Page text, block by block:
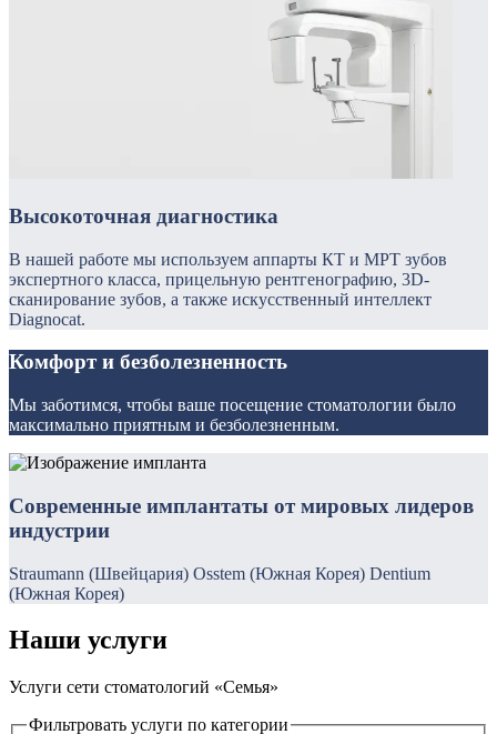
Высокоточная диагностика
В нашей работе мы используем аппарты КТ и МРТ зубов
экспертного класса, прицельную рентгенографию, 3D-
сканирование зубов, а также искусственный интеллект
Diagnocat.
Комфорт и безболезненность
Мы заботимся, чтобы ваше посещение стоматологии было
максимально приятным и безболезненным.
Современные имплантаты от мировых лидеров
индустрии
Straumann (Швейцария) Osstem (Южная Корея) Dentium
(Южная Корея)
Наши услуги
Услуги сети стоматологий «Семья»
Фильтровать услуги по категории